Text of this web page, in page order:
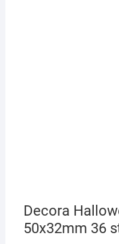
Decora
50x32mm 36